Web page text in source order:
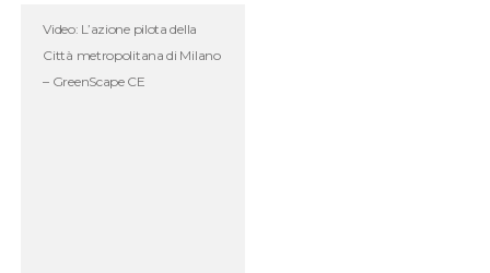
Video: L’azione pilota della
Città metropolitana di Milano
– GreenScape CE